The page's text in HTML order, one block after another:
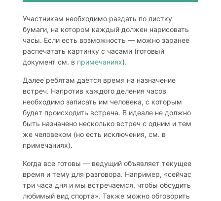
Участникам необходимо раздать по листку
бумаги, на котором каждый должен нарисовать
часы. Если есть возможность — можно заранее
распечатать картинку с часами (готовый
документ см. в примечаниях).
Далее ребятам даётся время на назначение
встреч. Напротив каждого деления часов
необходимо записать им человека, с которым
будет происходить встреча. В идеале не должно
быть назначено несколько встреч с одним и тем
же человеком (но есть исключения, см. в
примечаниях).
Когда все готовы — ведущий объявляет текущее
время и тему для разговора. Например, «сейчас
три часа дня и мы встречаемся, чтобы обсудить
любимый вид спорта». Также можно обговорить